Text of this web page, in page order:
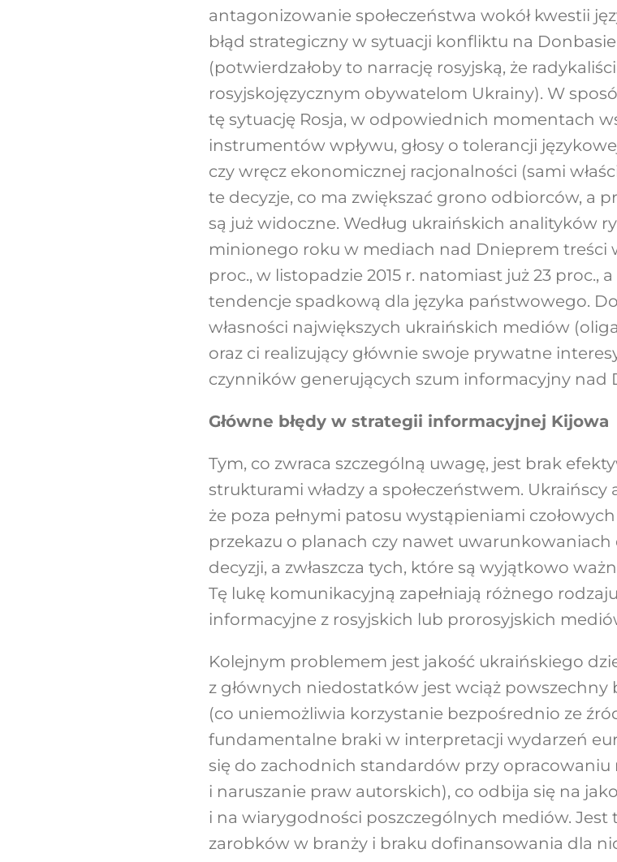
antagonizowanie społeczeństwa wokół kwestii
błąd strategiczny w sytuacji konfliktu na
(potwierdzałoby to narrację rosyjską, że
rosyjskojęzycznym obywatelom Ukrainy). W
tę sytuację Rosja, w odpowiednich momentach
instrumentów wpływu, głosy o tolerancji
czy wręcz ekonomicznej racjonalności (sami
te decyzje, co ma zwiększać grono odbiorców, a
są już widoczne. Według ukraińskich analityków
minionego roku w mediach nad Dnieprem treści
proc., w listopadzie 2015 r. natomiast już 23 proc.,
tendencje spadkową dla języka państwowego.
własności największych ukraińskich mediów
oraz ci realizujący głównie swoje prywatne
czynników generujących szum informacyjny nad
Główne błędy w strategii informacyjnej Kijowa
Tym, co zwraca szczególną uwagę, jest brak
strukturami władzy a społeczeństwem.
że poza pełnymi patosu wystąpieniami
przekazu o planach czy nawet
decyzji, a zwłaszcza tych, które są wyjątkowo
Tę lukę komunikacyjną zapełniają różnego
informacyjne z rosyjskich lub prorosyjskich
Kolejnym problemem jest jakość ukraińskiego
z głównych niedostatków jest wciąż
(co uniemożliwia korzystanie bezpośrednio ze
fundamentalne braki w interpretacji wydarzeń
się do zachodnich standardów przy opracowaniu
i naruszanie praw autorskich), co odbija się na
i na wiarygodności poszczególnych mediów.
zarobków w branży i braku dofinansowania dla